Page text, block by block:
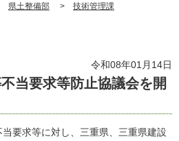
県土整備部 > 技術管理課
令和08年01月14日
当要求等防止協議会を開
要求等に対し、三重県、三重県建設